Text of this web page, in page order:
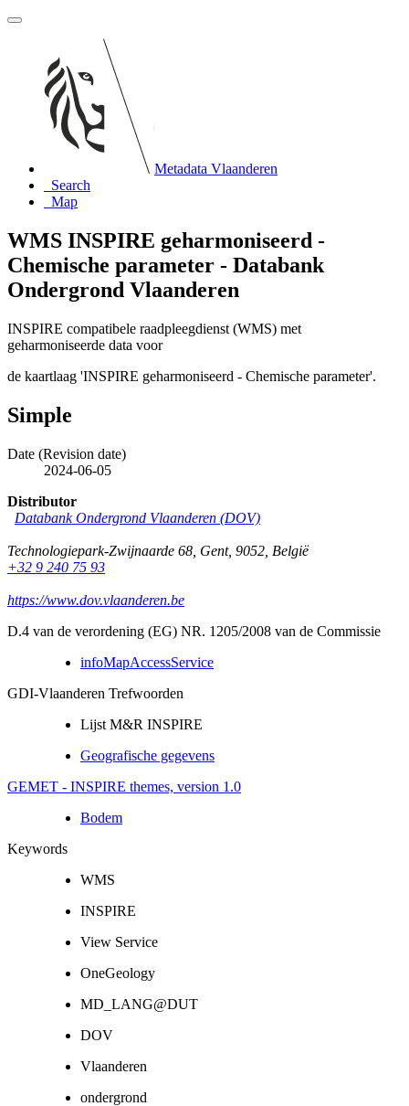
Metadata Vlaanderen
Search
Map
WMS INSPIRE geharmoniseerd -
Chemische parameter - Databank
Ondergrond Vlaanderen
INSPIRE compatibele raadpleegdienst (WMS) met
geharmoniseerde data voor
de kaartlaag 'INSPIRE geharmoniseerd - Chemische parameter'.
Simple
Date (Revision date)
2024-06-05
Distributor
Databank Ondergrond Vlaanderen (DOV)
Technologiepark-Zwijnaarde 68 Gent, 9052 België
+32 9 240 75 93
https://www.dov.vlaanderen.be
D.4 van de verordening (EG) NR. 1205/2008 van de Commissie
infoMapAccessService
GDI-Vlaanderen Trefwoorden
Lijst M&R INSPIRE
Geografische gegevens
GEMET - INSPIRE themes, version 1.0
Bodem
Keywords
WMS
INSPIRE
View Service
OneGeology
MD_LANG@DUT
DOV
Vlaanderen
ondergrond